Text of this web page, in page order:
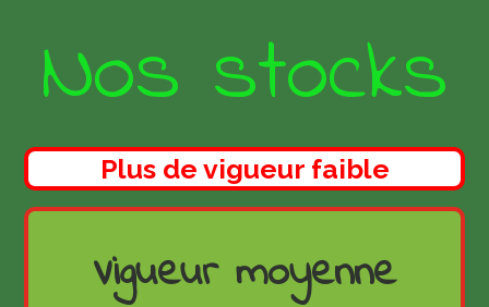
Nos stocks
Plus de vigueur faible
Vigueur moyenne